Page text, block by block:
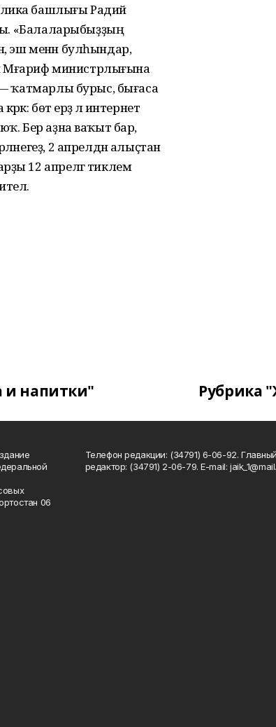
башлығы Радий
«Балаларыбыҙҙың
эш менән булһындар,
министрлығына
— ҡатмарлы бурыс, бығаса
бөтә ерҙә лә интернет
Бер аҙна ваҡыт бар,
2 апрелдән алыҫтан
12 апрелгә тиклем
и напитки" Рубрика
06
Телефон редакции: (34791) 6-06-92. Главный
редактор: (34791) 2-06-79. Е-mаil: